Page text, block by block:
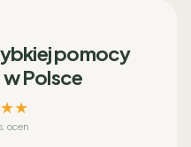
pomocy
Polsce
ocen